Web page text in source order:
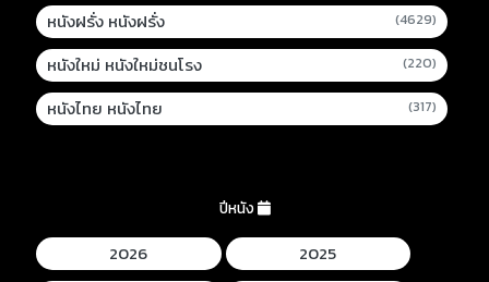
หนังฝรั่ง หนังฝรั่ง (4629)
หนังใหม่ หนังใหม่ชนโรง (220)
หนังไทย หนังไทย (317)
ปีหนัง
2026
2025